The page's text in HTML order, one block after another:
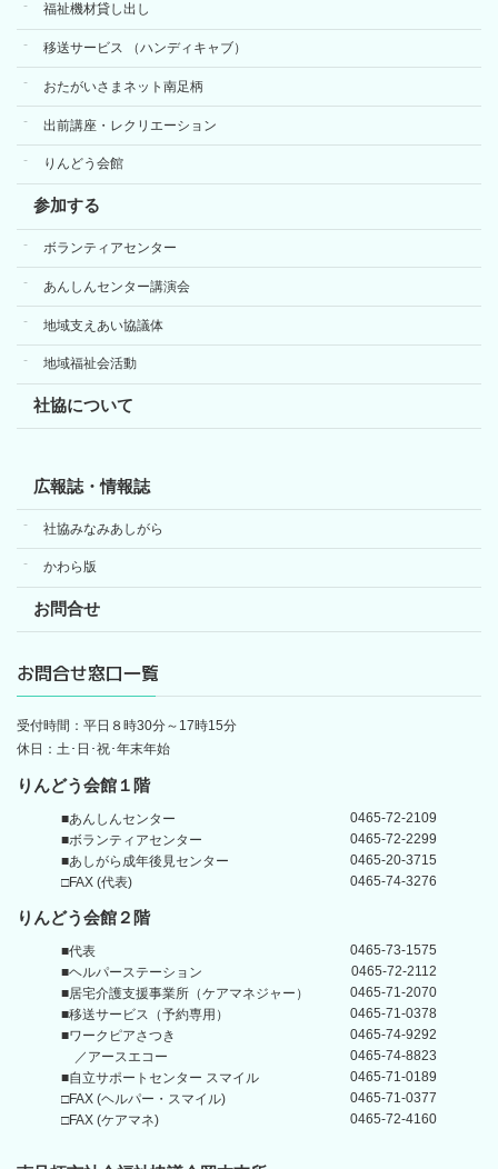
福祉機材貸し出し
移送サービス （ハンディキャブ）
おたがいさまネット南足柄
出前講座・レクリエーション
りんどう会館
参加する
ボランティアセンター
あんしんセンター講演会
地域支えあい協議体
地域福祉会活動
社協について
広報誌・情報誌
社協みなみあしがら
かわら版
お問合せ
お問合せ窓口一覧
受付時間：平日８時30分～17時15分
休日：土･日･祝･年末年始
りんどう会館１階
■あんしんセンター
0465-72-2109
■ボランティアセンター
0465-72-2299
■あしがら成年後見センター
0465-20-3715
□FAX (代表)
0465-74-3276
りんどう会館 ２階
■代表
0465-73-1575
■ヘルパーステーション
0465-72-2112
■居宅介護支援事業所 （ケアマネジャー）
0465-71-2070
■移送サービス（予約専用）
0465-71-0378
■ワークピアさつき
0465-74-9292
／アースエコー
0465-74-8823
■自立サポートセンター スマイル
0465-71-0189
□FAX (ヘルパー・スマイル)
0465-71-0377
□FAX (ケアマネ)
0465-72-4160